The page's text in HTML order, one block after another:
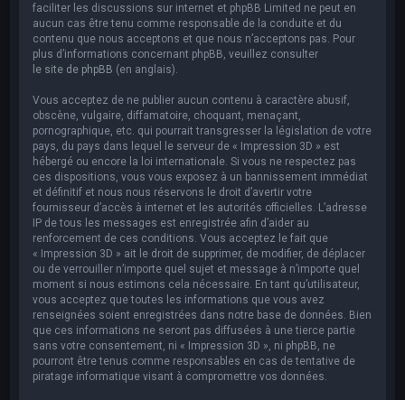
faciliter les discussions sur internet et phpBB Limited ne peut en
aucun cas être tenu comme responsable de la conduite et du
contenu que nous acceptons et que nous n’acceptons pas. Pour
plus d’informations concernant phpBB, veuillez consulter
le site de phpBB (en anglais).
Vous acceptez de ne publier aucun contenu à caractère abusif,
obscène, vulgaire, diffamatoire, choquant, menaçant,
pornographique, etc. qui pourrait transgresser la législation de votre
pays, du pays dans lequel le serveur de « Impression 3D » est
hébergé ou encore la loi internationale. Si vous ne respectez pas
ces dispositions, vous vous exposez à un bannissement immédiat
et définitif et nous nous réservons le droit d’avertir votre
fournisseur d’accès à internet et les autorités officielles. L’adresse
IP de tous les messages est enregistrée afin d’aider au
renforcement de ces conditions. Vous acceptez le fait que
« Impression 3D » ait le droit de supprimer, de modifier, de déplacer
ou de verrouiller n’importe quel sujet et message à n’importe quel
moment si nous estimons cela nécessaire. En tant qu’utilisateur,
vous acceptez que toutes les informations que vous avez
renseignées soient enregistrées dans notre base de données. Bien
que ces informations ne seront pas diffusées à une tierce partie
sans votre consentement, ni « Impression 3D », ni phpBB, ne
pourront être tenus comme responsables en cas de tentative de
piratage informatique visant à compromettre vos données.